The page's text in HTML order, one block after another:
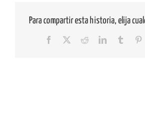
Para compartir esta historia, elija
Facebook RedditLinkedInTumblr